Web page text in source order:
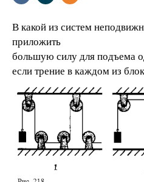
В какой из систем
приложить
большую силу для подъема
если трение в каждом из